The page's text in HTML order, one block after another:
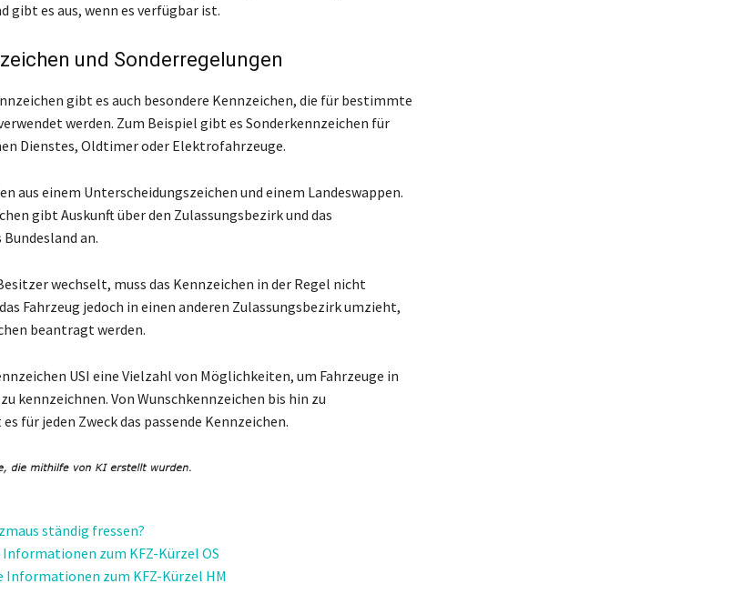
gibt es aus, wenn es verfügbar ist.
und Sonderregelungen
gibt es auch besondere Kennzeichen, die für bestimmte
werden. Zum Beispiel gibt es Sonderkennzeichen für
Dienstes, Oldtimer oder Elektrofahrzeuge.
aus einem Unterscheidungszeichen und einem Landeswappen.
gibt Auskunft über den Zulassungsbezirk und das
an.
wechselt, muss das Kennzeichen in der Regel nicht
Fahrzeug jedoch in einen anderen Zulassungsbezirk umzieht,
beantragt werden.
USI eine Vielzahl von Möglichkeiten, um Fahrzeuge in
kennzeichnen. Von Wunschkennzeichen bis hin zu
für jeden Zweck das passende Kennzeichen.
ständig fressen?
Informationen zum KFZ-Kürzel OS
Informationen zum KFZ-Kürzel HM